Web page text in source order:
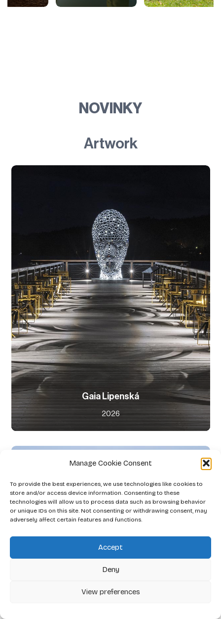
Manage Cookie Consent
To provide the best experiences, we use technologies like cookies to
store and/or access device information. Consenting to these
technologies will allow us to process data such as browsing behavior
or unique IDs on this site. Not consenting or withdrawing consent, may
adversely affect certain features and functions.
Accept
Deny
View preferences
NOVINKY
Artwork
Gaia Lipenská
2026